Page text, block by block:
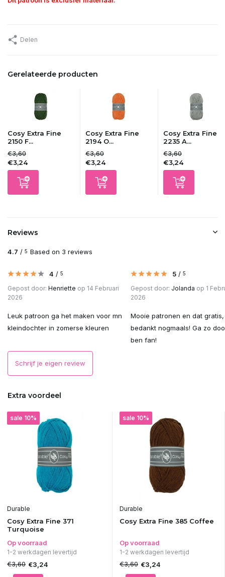
Delen
Gerelateerde producten
Cosy Extra Fine
2150 F...
€3,60
€3,24
Cosy Extra Fine
2194 O...
€3,60
€3,24
Cosy Extra Fine
2235 A...
€3,60
€3,24
Reviews
4.7 / 5 Based on 3 reviews
4 / 5
Gepost door: Henriette op 14 Februari
2026
Leuk patroon ga het maken voor mn
kleindochter in zomerse kleuren
5 / 5
Gepost door: Jolanda op 1
2026
Mooie patronen en dat
bedankt nogmaals! Ga zo
ben fan!
Schrijf je eigen review
Extra voordeel
sale 10%
Durable
Cosy Extra Fine 371
Turquoise
Op voorraad
1-2 werkdagen levertijd
€3,60 €3,24
sale 10%
Durable
Cosy Extra Fine 385 Coffee
Op voorraad
1-2 werkdagen levertijd
€3,60 €3,24